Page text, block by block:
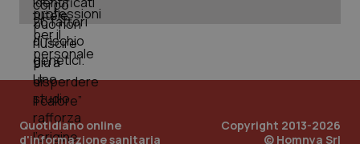
Quotidiano online
d'informazione sanitaria
Copyright 2013-2026
© Homnya Srl